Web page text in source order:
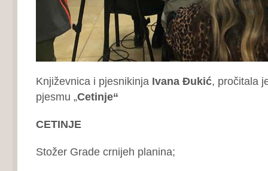
Književnica i pjesnikinja Ivana Đukić, pročitala
pjesmu „Cetinje“
CETINJE
Stožer Grade crnijeh planina;